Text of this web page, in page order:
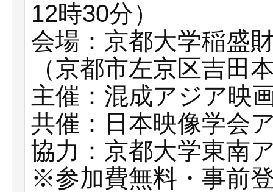
12時30分）
会場：京都大学稲盛
（京都市左京区吉田
主催：混成アジア映
共催：日本映像学会
協力：京都大学東南
※参加費無料・事前